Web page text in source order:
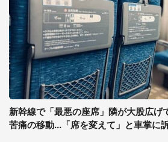
新幹線で「最悪の座席」隣が大股広げ
苦痛の移動...「席を変えて」と車掌に